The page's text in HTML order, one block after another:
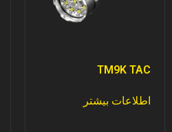
TM9K TAC
اطلاعات بیشتر